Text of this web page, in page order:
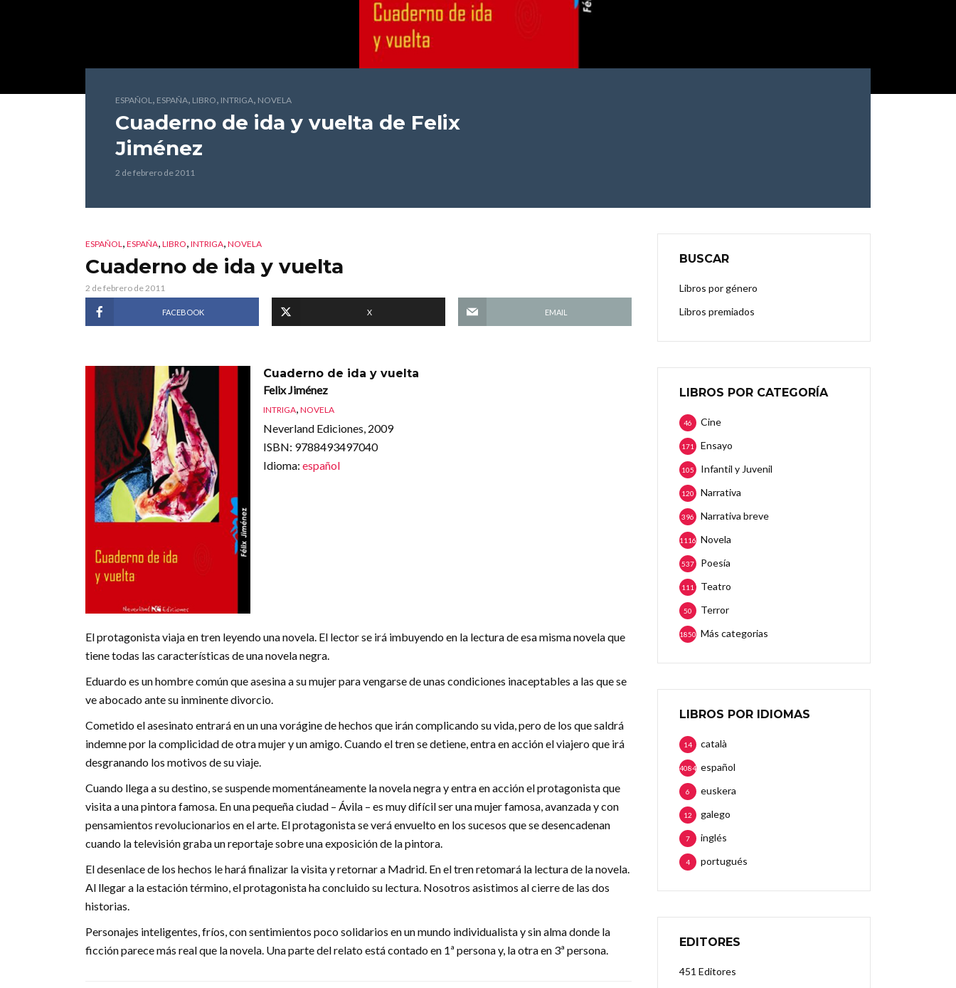
ESPAÑOL, ESPAÑA, LIBRO, INTRIGA, NOVELA
Cuaderno de ida y vuelta de Felix
Jiménez
2 de febrero de 2011
ESPAÑOL, ESPAÑA, LIBRO, INTRIGA, NOVELA
Cuaderno de ida y vuelta
2 de febrero de 2011
FACEBOOK X EMAIL
Cuaderno de ida y vuelta
Felix Jiménez
INTRIGA, NOVELA
Neverland Ediciones, 2009
ISBN: 9788493497040
Idioma: español
El protagonista viaja en tren leyendo una novela. El lector se irá imbuyendo en la lectura de esa misma novela que
tiene todas las características de una novela negra.
Eduardo es un hombre común que asesina a su mujer para vengarse de unas condiciones inaceptables a las que se
ve abocado ante su inminente divorcio.
Cometido el asesinato entrará en un una vorágine de hechos que irán complicando su vida, pero de los que saldrá
indemne por la complicidad de otra mujer y un amigo. Cuando el tren se detiene, entra en acción el viajero que irá
desgranando los motivos de su viaje.
Cuando llega a su destino, se suspende momentáneamente la novela negra y entra en acción el protagonista que
visita a una pintora famosa. En una pequeña ciudad – Ávila – es muy difícil ser una mujer famosa, avanzada y con
pensamientos revolucionarios en el arte. El protagonista se verá envuelto en los sucesos que se desencadenan
cuando la televisión graba un reportaje sobre una exposición de la pintora.
El desenlace de los hechos le hará finalizar la visita y retornar a Madrid. En el tren retomará la lectura de la novela.
Al llegar a la estación término, el protagonista ha concluido su lectura. Nosotros asistimos al cierre de las dos
historias.
Personajes inteligentes, fríos, con sentimientos poco solidarios en un mundo individualista y sin alma donde la
ficción parece más real que la novela. Una parte del relato está contado en 1ª persona y, la otra en 3ª persona.
BUSCAR
Libros por género
Libros premiados
LIBROS POR CATEGORÍA
Cine
46
Ensayo
171
Infantil y Juvenil
105
Narrativa
120
Narrativa breve
396
Novela
1116
Poesía
537
Teatro
111
Terror
50
Más categorias
1850
LIBROS POR IDIOMAS
català
14
español
4084
euskera
6
galego
12
inglés
7
portugués
4
EDITORES
451 Editores